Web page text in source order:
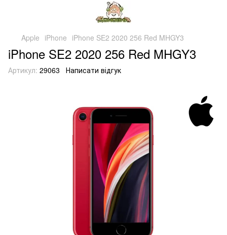
Apple iPhone iPhone SE2 2020 256 Red MHGY3
iPhone SE2 2020 256 Red MHGY3
Артикул: 29063 Написати відгук